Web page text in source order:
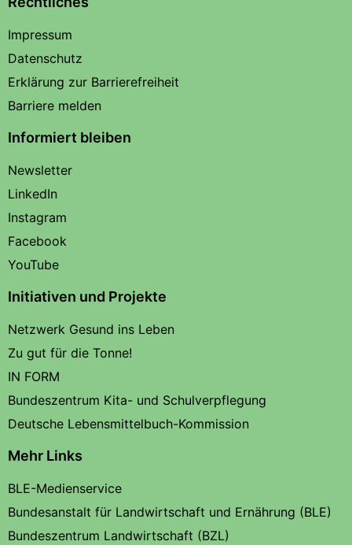
Impressum
Datenschutz
Erklärung zur Barrierefreiheit
Barriere melden
Informiert bleiben
Newsletter
LinkedIn
Instagram
Facebook
YouTube
Initiativen und Projekte
Netzwerk Gesund ins Leben
Zu gut für die Tonne!
IN FORM
Bundeszentrum Kita- und Schulverpflegung
Deutsche Lebensmittelbuch-Kommission
Mehr Links
BLE-Medienservice
Bundesanstalt für Landwirtschaft und Ernährung (BLE)
Bundeszentrum Landwirtschaft (BZL)